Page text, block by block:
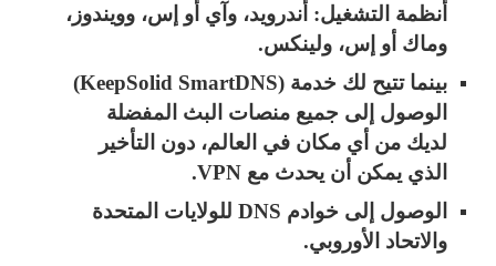
أنظمة التشغيل: أندرويد، وآي أو إس، وويندوز،
وماك أو إس، ولينكس.
بينما تتيح لك خدمة (KeepSolid SmartDNS)
الوصول إلى جميع منصات البث المفضلة
لديك من أي مكان في العالم، دون التأخير
الذي يمكن أن يحدث مع VPN.
الوصول إلى خوادم DNS للولايات المتحدة
والاتحاد الأوروبي.